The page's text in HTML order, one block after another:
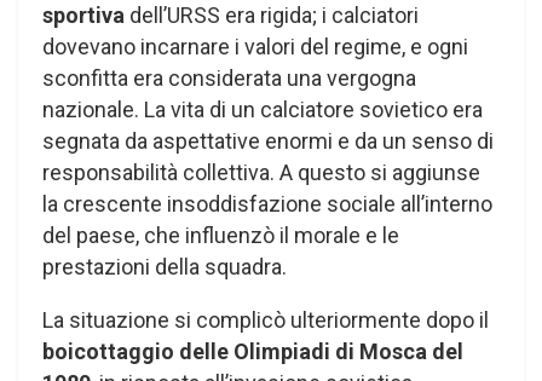
sportiva dell’URSS era rigida; i calciatori
dovevano incarnare i valori del regime, e ogni
sconfitta era considerata una vergogna
nazionale. La vita di un calciatore sovietico era
segnata da aspettative enormi e da un senso di
responsabilità collettiva. A questo si aggiunse
la crescente insoddisfazione sociale all’interno
del paese, che influenzò il morale e le
prestazioni della squadra.
La situazione si complicò ulteriormente dopo il
boicottaggio delle Olimpiadi di Mosca del